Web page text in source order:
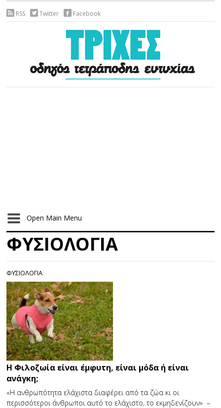
RSS Twitter Facebook
Open Main Menu
ΦΥΣΙΟΛΟΓΙΑ
ΦΥΣΙΟΛΟΓΙΑ
Η Φιλοζωία είναι έμφυτη, είναι μόδα ή είναι
ανάγκη;
«Η ανθρωπότητα ελάχιστα διαφέρει από τα ζώα κι οι
περισσότεροι άνθρωποι αυτό το ελάχιστο, το εκμηδενίζουν» –